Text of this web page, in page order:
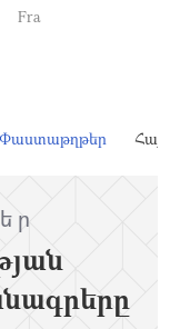
Fra
Փաստաթղթեր